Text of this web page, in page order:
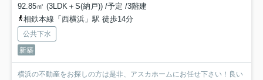
92.85㎡ (3LDK＋S(納戸)) /予定 /3階建
相鉄本線「西横浜」駅 徒歩14分
公共下水
新築
横浜の不動産をお探しの方は是非、アスカホームにお任せ下さい！良い